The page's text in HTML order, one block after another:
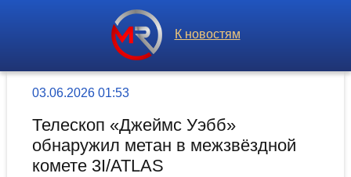
К новостям
03.06.2026 01:53
Телескоп «Джеймс Уэбб»
обнаружил метан в межзвёздной
комете 3I/ATLAS